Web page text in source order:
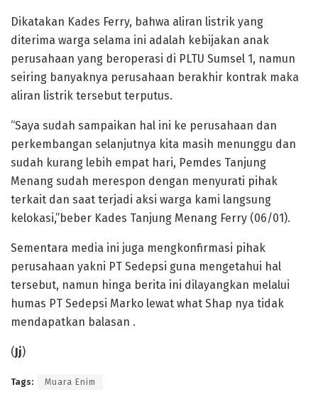
Dikatakan Kades Ferry, bahwa aliran listrik yang
diterima warga selama ini adalah kebijakan anak
perusahaan yang beroperasi di PLTU Sumsel 1, namun
seiring banyaknya perusahaan berakhir kontrak maka
aliran listrik tersebut terputus.
“Saya sudah sampaikan hal ini ke perusahaan dan
perkembangan selanjutnya kita masih menunggu dan
sudah kurang lebih empat hari, Pemdes Tanjung
Menang sudah merespon dengan menyurati pihak
terkait dan saat terjadi aksi warga kami langsung
kelokasi,”beber Kades Tanjung Menang Ferry (06/01).
Sementara media ini juga mengkonfirmasi pihak
perusahaan yakni PT Sedepsi guna mengetahui hal
tersebut, namun hinga berita ini dilayangkan melalui
humas PT Sedepsi Marko lewat what Shap nya tidak
mendapatkan balasan .
(Jj)
Tags: Muara Enim